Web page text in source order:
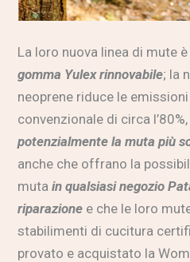
La loro nuova linea di mute
gomma Yulex rinnovabile; la
neoprene riduce le
convenzionale di circa
potenzialmente la muta più
anche che offrano la
mutain qualsiasi negozio
riparazione e che le loro
stabilimenti di cucitura
provato e acquistato la